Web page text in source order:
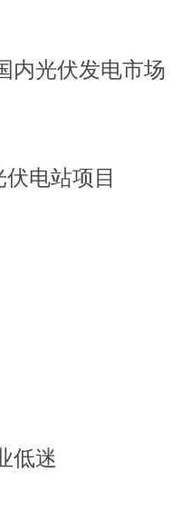
内光伏发电市场
电站项目
低迷